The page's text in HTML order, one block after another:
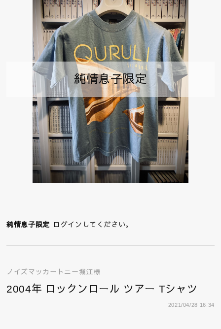
純情息子限定
純情息子限定 ログインしてください。
ノイズマッカートニー堀江様
2004年 ロックンロール ツアー Tシャツ
2021/04/28 16:34